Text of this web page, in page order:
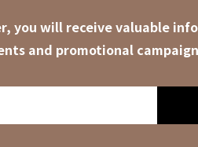
you will receive valuable
and promotional